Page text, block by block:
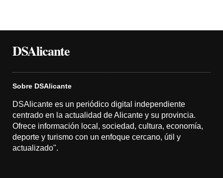
DSAlicante
Sobre DSAlicante
DSAlicante es un periódico digital independiente
centrado en la actualidad de Alicante y su provincia.
Ofrece información local, sociedad, cultura, economía,
deporte y turismo con un enfoque cercano, útil y
actualizado".